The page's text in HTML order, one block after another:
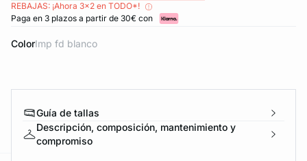
REBAJAS: ¡Ahora 3x2 en TODO*!
Paga en 3 plazos a partir de 30€ con
Color imp fd blanco
Guía de tallas
Descripción, composición, mantenimiento y
compromiso